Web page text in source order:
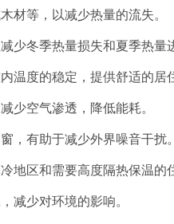
材等，以减少热量的流失。
少冬季热量损失和夏季热量
温度的稳定，提供舒适的居
少空气渗透，降低能耗。
，有助于减少外界噪音干扰。
地区和需要高度隔热保温的
减少对环境的影响。